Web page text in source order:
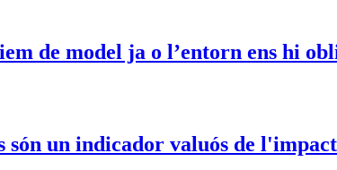
de model ja o l’entorn ens hi
són un indicador valuós de